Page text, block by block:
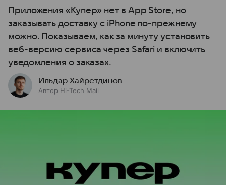
Приложения «Купер» нет в App Store, но
заказывать доставку с iPhone по-прежнему
можно. Показываем, как за минуту установить
веб-версию сервиса через Safari и включить
уведомления о заказах.
Ильдар Хайретдинов
Автор Hi-Tech Mail